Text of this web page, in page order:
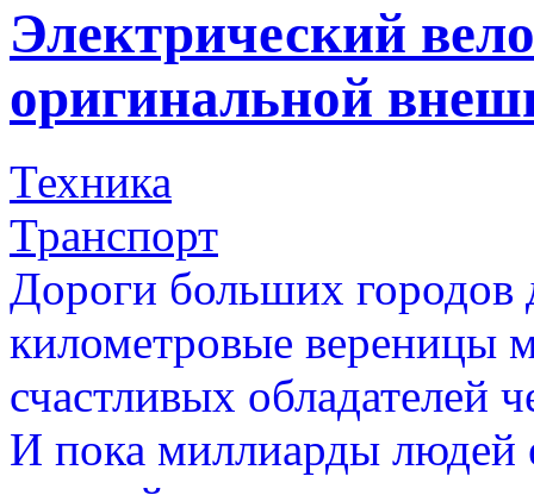
Электрический
оригинальной
Техника
Транспорт
Дороги больших городов
километровые
счастливых обладателей
И пока миллиарды людей